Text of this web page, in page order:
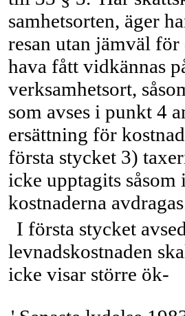
samhetsorten, äger
resan utan jämväl
hava fått vidkännas
verksamhetsort,
som avses i punkt 4
ersättning för
första stycket 3)
icke upptagits
kostnaderna
I första stycket
levnadskostnaden
icke visar större ök-